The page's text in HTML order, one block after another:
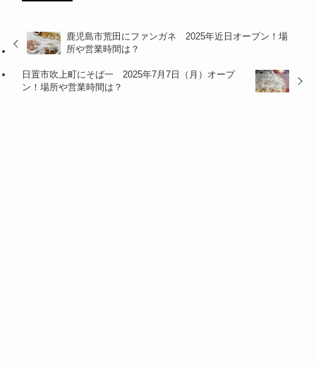
鹿児島市荒田にファンガネ 2025年近日オープン！場
所や営業時間は？
日置市吹上町にそば一 2025年7月7日（月）オープ
ン！場所や営業時間は？